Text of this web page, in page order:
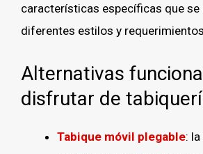
características específicas que se
diferentes estilos y
Alternativas
disfrutar de
Tabique móvil plegable: